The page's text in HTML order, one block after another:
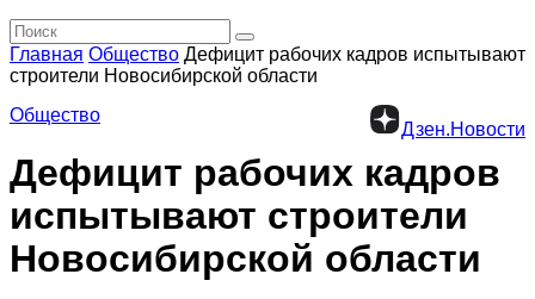
Главная Общество Дефицит рабочих кадров испытывают
строители Новосибирской области
Дзен.Новости
Общество
Дефицит рабочих кадров
испытывают строители
Новосибирской области